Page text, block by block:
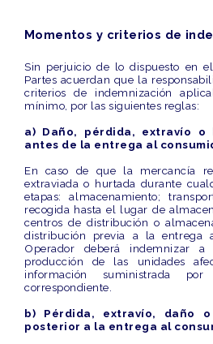
Momentos y criterios de
Sin perjuicio de lo dispuesto en
Partes acuerdan que la
criterios de indemnización
mínimo, por las siguientes reglas:
a) Daño, pérdida, extravío o
antes de la entrega al
En caso de que la mercancía
extraviada o hurtada durante
etapas: almacenamiento;
recogida hasta el lugar de
centros de distribución o
distribución previa a la entrega
Operador deberá indemnizar
producción de las unidades
información suministrada
correspondiente.
b) Pérdida, extravío, daño
posterior a la entrega al